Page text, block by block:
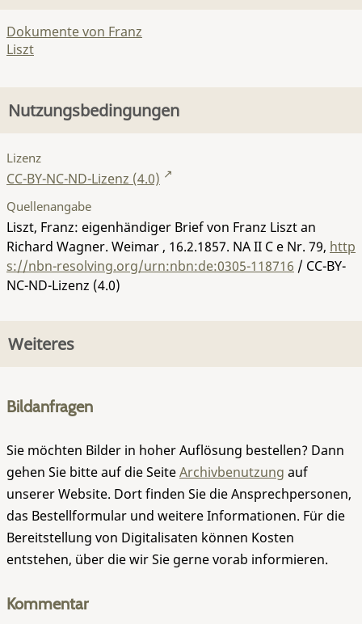
Dokumente von Franz
Liszt
Nutzungsbedingungen
Lizenz
CC-BY-NC-ND-Lizenz (4.0)
Quellenangabe
Liszt, Franz: eigenhändiger Brief von Franz Liszt an
Richard Wagner. Weimar , 16.2.1857. NA II C e Nr. 79, http
s://nbn-resolving.org/urn:nbn:de:0305-118716 / CC-BY-
NC-ND-Lizenz (4.0)
Weiteres
Bildanfragen
Sie möchten Bilder in hoher Auflösung bestellen? Dann
gehen Sie bitte auf die SeiteArchivbenutzung auf
unserer Website. Dort finden Sie die Ansprechpersonen,
das Bestellformular und weitere Informationen. Für die
Bereitstellung von Digitalisaten können Kosten
entstehen, über die wir Sie gerne vorab informieren.
Kommentar